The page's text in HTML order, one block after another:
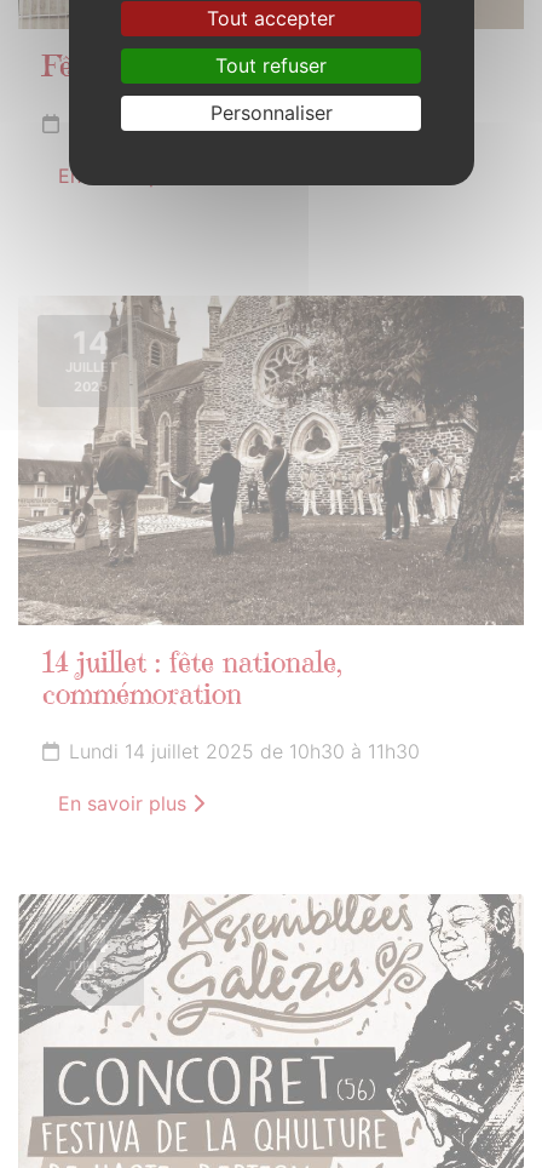
Fête de la musique
Samedi 21 juin 2025
En savoir plus
14
JUILLET
2025
14 juillet : fête nationale,
commémoration
Lundi 14 juillet 2025 de 10h30 à 11h30
En savoir plus
14
JUILLET
2025
Tout accepter
Tout refuser
Personnaliser